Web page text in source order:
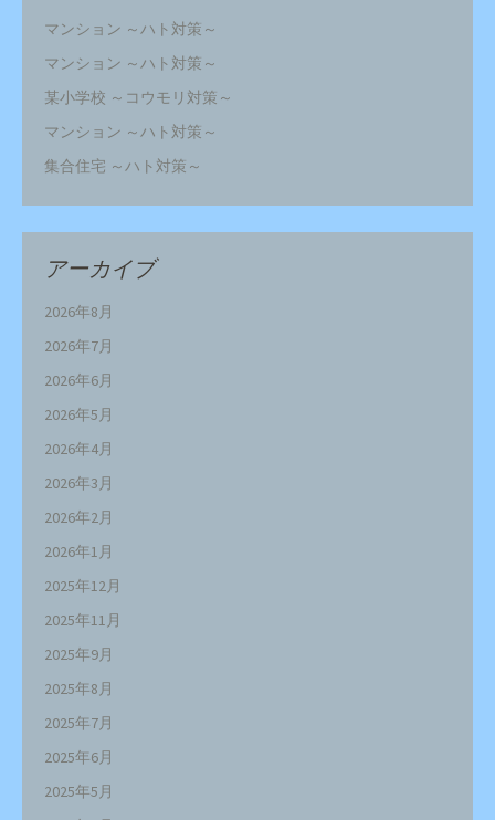
マンション ～ハト対策～
マンション ～ハト対策～
某小学校 ～コウモリ対策～
マンション ～ハト対策～
集合住宅 ～ハト対策～
アーカイブ
2026年8月
2026年7月
2026年6月
2026年5月
2026年4月
2026年3月
2026年2月
2026年1月
2025年12月
2025年11月
2025年9月
2025年8月
2025年7月
2025年6月
2025年5月